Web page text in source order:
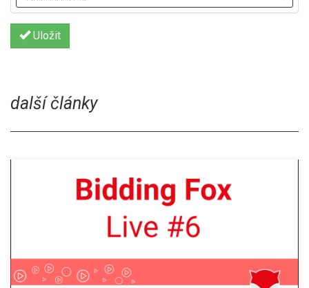
Uložit
další články